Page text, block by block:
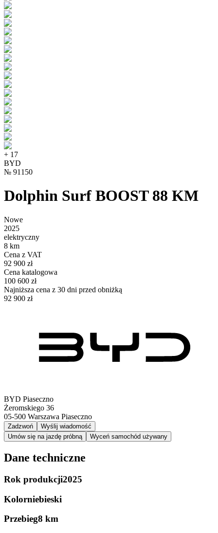
+ 17
BYD
№ 91150
Dolphin Surf BOOST 88 KM
Nowe
2025
elektryczny
8 km
Cena z VAT
92 900 zł
Cena katalogowa
100 600 zł
Najniższa cena z 30 dni przed obniżką
92 900 zł
BYD Piaseczno
Żeromskiego 36
05-500 Warszawa Piaseczno
Zadzwoń
Wyślij wiadomość
Umów się na jazdę próbną
Wyceń samochód używany
Dane techniczne
Rok produkcji2025
Kolorniebieski
Przebieg8 km